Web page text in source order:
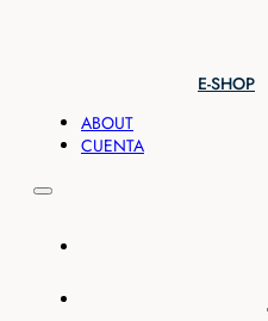
E-SHOP
ABOUT
CUENTA